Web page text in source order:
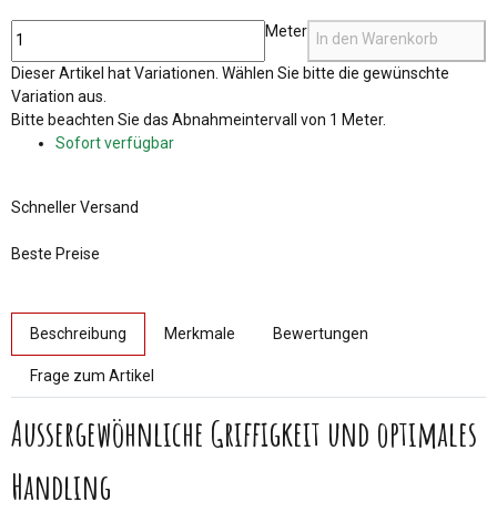
Meter
In den Warenkorb
x
Dieser Artikel hat Variationen. Wählen Sie bitte die gewünschte
Variation aus.
x
Bitte beachten Sie das Abnahmeintervall von 1 Meter.
Sofort verfügbar
Schneller Versand
Beste Preise
Beschreibung Merkmale Bewertungen
Frage zum Artikel
Aussergewöhnliche Griffigkeit und optimales
Handling